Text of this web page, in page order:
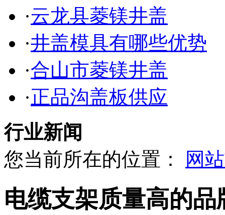
·云龙县菱镁井盖
·井盖模具有哪些优势
·合山市菱镁井盖
·正品沟盖板供应
行业新闻
您当前所在的位置：
网
电缆支架质量高的品